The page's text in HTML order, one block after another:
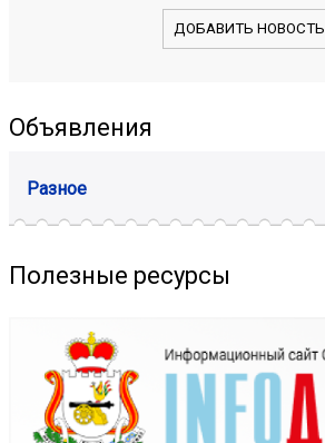
ДОБАВИТЬ НОВОСТЬ
Объявления
Разное
Полезные ресурсы